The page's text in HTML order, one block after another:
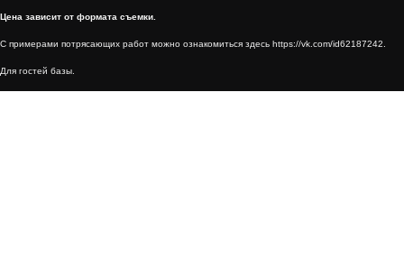
Цена зависит от формата съемки.
С примерами потрясающих работ можно ознакомиться здесь https://vk.com/id62187242.
Для гостей базы.